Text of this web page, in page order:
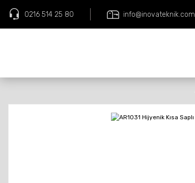
0216 514 25 80 info@inovateknik.com